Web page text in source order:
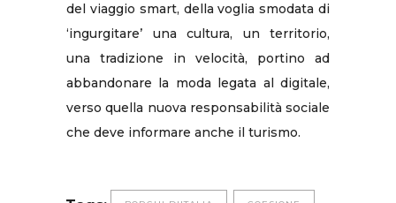
del viaggio smart, della voglia smodata di
‘ingurgitare’ una cultura, un territorio,
una tradizione in velocità, portino ad
abbandonare la moda legata al digitale,
verso quella nuova responsabilità sociale
che deve informare anche il turismo.